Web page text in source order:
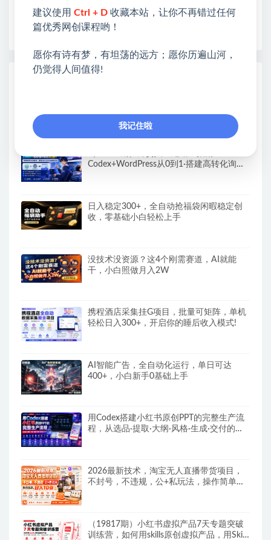
❤如果您也依存于互联网，欢迎加入本站会员，将尽
早为您提供丰盛价值。祝您前程似锦！
更有竞争力的内容
Codex+WordPress从0到1·搭建高转化询盘
日入稳定300+，全自动抢福袋闲暇稳定创
收，零基础小白轻松上手
没技术没资源？这4个刚需赛道，AI就能
干，小白照做月入2W
携程酒店采集挂G项目，批量可矩阵，单机
轻松日入300+，开启你的睡后收入模式!
AI智能广告，全自动化运行，单日可达
400+，小白新手0基础上手
用Codex搭建小红书原创PPT的完整生产流
程，从选品·提取·大纲·风格·生成·交付的九
2026最新技术，淘宝无人直播带货项目，
不封号，不违规，公+私玩法，操作简单，
（19817期）小红书虚拟产品7天专题突破
训练营，如何用skills原创虚拟产品，用Skil
建议使用 Ctrl + D 收藏本站，让你不再错过任何
篇优秀网创课程哟！
愿你有诗有梦，有坦荡的远方；愿你历遍山河，
仍觉得人间值得!
我记住啦